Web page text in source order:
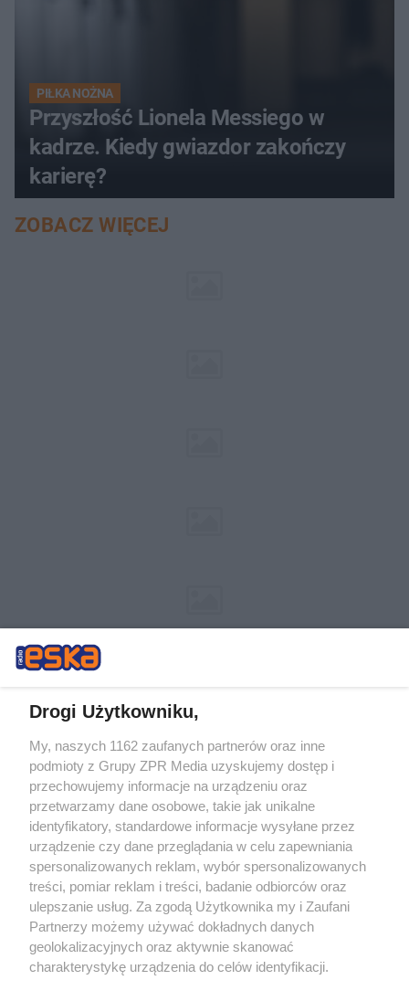
PIŁKA NOŻNA
Przyszłość Lionela Messiego w
kadrze. Kiedy gwiazdor zakończy
karierę?
ZOBACZ WIĘCEJ
Żaden utwór zamieszczony w serwisie nie może być powielany i
rozpowszechniany lub dalej rozpowszechniany w jakikolwiek sposób (w
tym także elektroniczny lub mechaniczny) na jakimkolwiek polu
eksploatacji w jakiejkolwiek formie, włącznie z umieszczaniem w
Internecie bez pisemnej zgody właściciela praw. Jakiekolwiek użycie lub
wykorzystanie utworów w całości lub w części z naruszeniem prawa,
tzn. bez właściwej zgody, jest zabronione pod groźbą kary i może być
ścigane prawnie.
Drogi Użytkowniku,
My, naszych 1162 zaufanych partnerów oraz inne
podmioty z Grupy ZPR Media uzyskujemy dostęp i
przechowujemy informacje na urządzeniu oraz
przetwarzamy dane osobowe, takie jak unikalne
identyfikatory, standardowe informacje wysyłane przez
urządzenie czy dane przeglądania w celu zapewniania
spersonalizowanych reklam, wybór spersonalizowanych
treści, pomiar reklam i treści, badanie odbiorców oraz
ulepszanie usług. Za zgodą Użytkownika my i Zaufani
Partnerzy możemy używać dokładnych danych
geolokalizacyjnych oraz aktywnie skanować
charakterystykę urządzenia do celów identyfikacji.